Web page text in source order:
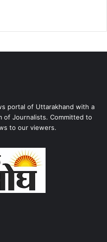
portal of Uttarakhand with a
of Journalists. Committed to
to our viewers.